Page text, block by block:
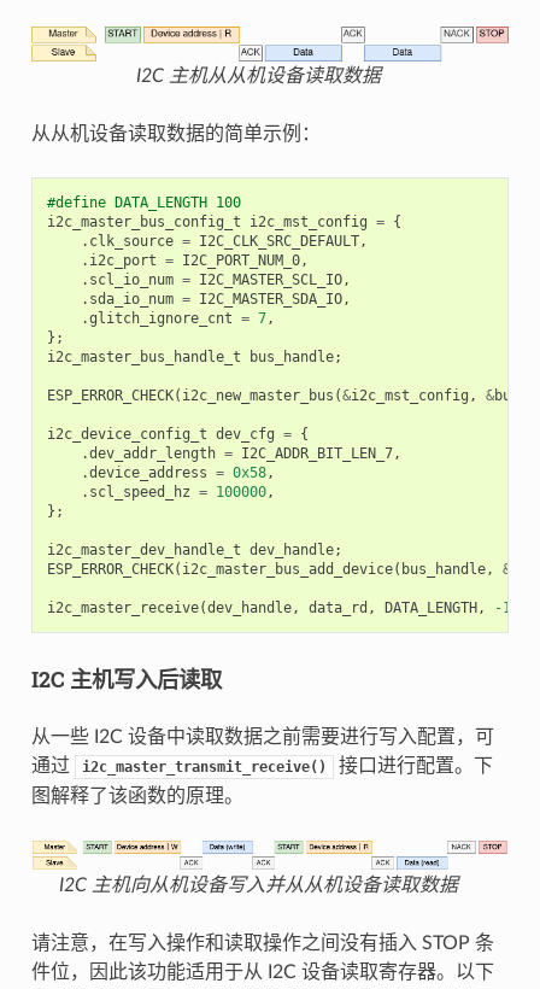
I2C 主机从从机设备读取数据
从从机设备读取数据的简单示例：
#define DATA_LENGTH 100
i2c_master_bus_config_t
i2c_mst_config = {
. clk_source = I2C_CLK_SRC_DEFAULT,
. i2c_port = I2C_PORT_NUM_0,
. scl_io_num = I2C_MASTER_SCL_IO,
. sda_io_num = I2C_MASTER_SDA_IO,
.glitch_ignore_cnt = 7,
};
i2c_master_bus_handle_t
bus_handle;
ESP_ERROR_CHECK( i2c_new_master_bus (&i2c_mst_config , &
i2c_device_config_t dev_cfg = {
.dev_addr_length = I2C_ADDR_BIT_LEN_7,
.device_address = 0x58,
. scl_speed_hz = 100000,
};
i2c_master_dev_handle_t dev_handle;
ESP_ERROR_CHECK( i2c_master_bus_add_device( bus_handle, &
i2c_master_receive(dev_handle, data_rd , DATA_LENGTH , -1
I2C 主机写入后读取
从一些 I2C 设备中读取数据之前需要进行写入配置，可
通过
i2c_master_transmit_receive()
接口进行配置。下
图解释了该函数的原理。
I2C 主机向从机设备写入并从从机设备读取数据
请注意，在写入操作和读取操作之间没有插入 STOP 条
件位，因此该功能适用于从 I2C 设备读取寄存器。以下